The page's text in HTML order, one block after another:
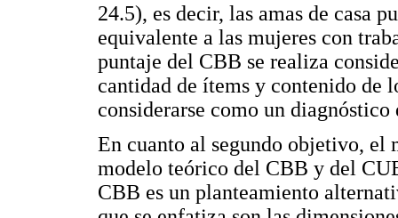
24.5), es decir, las amas de casa
equivalente a las mujeres con
puntaje del CBB se realiza
cantidad de ítems y contenido de
considerarse como un
En cuanto al segundo objetivo, el
modelo teórico del CBB y del
CBB es un planteamiento